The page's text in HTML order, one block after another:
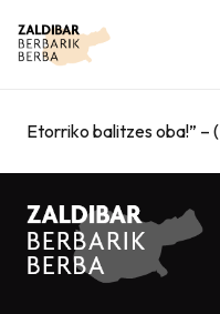
Etorriko balitzes oba!” –